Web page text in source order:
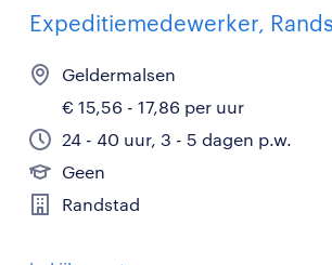
Expeditiemedewerker,
Geldermalsen
€ 15,56 - 17,86 per uur
24 - 40 uur, 3 - 5 dagen p.w.
Geen
Randstad